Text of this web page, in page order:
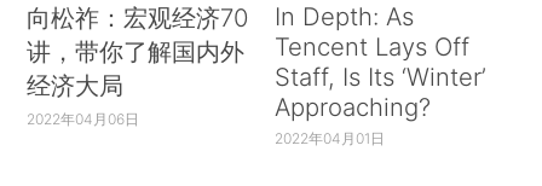
向松祚：宏观经济70
讲，带你了解国内外
经济大局
2022年04月06日
In Depth: As
Tencent Lays Off
Staff, Is Its ‘Winter’
Approaching?
2022年04月01日